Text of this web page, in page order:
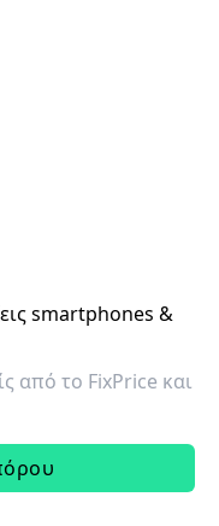
smartphones &
από το FixPrice και